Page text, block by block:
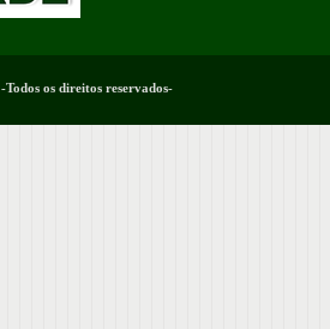
-Todos os direitos reservados-